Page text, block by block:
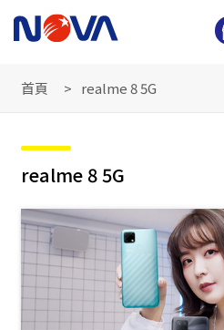
首頁 realme 8 5G
realme 8 5G